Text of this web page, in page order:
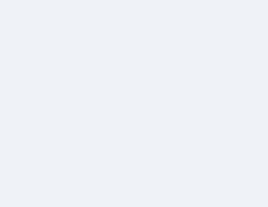
梅干しを毎日食べたらどうな
ブルーベリーを毎日食べた
バナナを毎日食べたらどうな
かいまき（掻巻き）超完全ガ
【最新版】掛け布団の選び方“